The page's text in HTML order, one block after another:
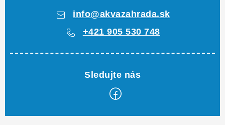
info@akvazahrada.sk
+421 905 530 748